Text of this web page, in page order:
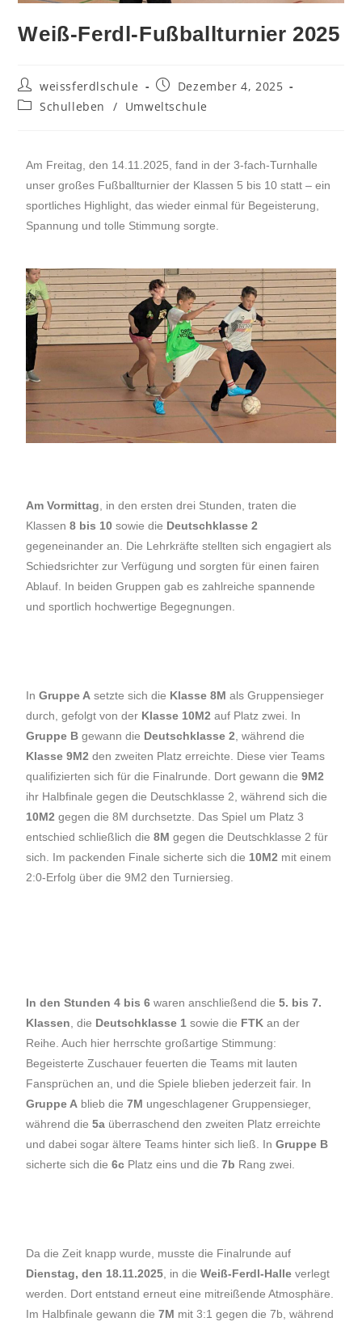
Weiß-Ferdl-Fußballturnier 2025
weissferdlschule
Dezember 4, 2025
Schulleben
/ Umweltschule
Am Freitag, den 14.11.2025, fand in der 3-fach-Turnhalle
unser großes Fußballturnier der Klassen 5 bis 10 statt – ein
sportliches Highlight, das wieder einmal für Begeisterung,
Spannung und tolle Stimmung sorgte.
Am Vormittag , in den ersten drei Stunden, traten die
Klassen8 bis 10 sowie die Deutschklasse 2
gegeneinander an. Die Lehrkräfte stellten sich engagiert als
Schiedsrichter zur Verfügung und sorgten für einen fairen
Ablauf. In beiden Gruppen gab es zahlreiche spannende
und sportlich hochwertige Begegnungen.
InGruppe A setzte sich die Klasse 8M als Gruppensieger
durch, gefolgt von der Klasse 10M2 auf Platz zwei. In
Gruppe B gewann die Deutschklasse 2 , während die
Klasse 9M2 den zweiten Platz erreichte. Diese vier Teams
qualifizierten sich für die Finalrunde. Dort gewann die9M2
ihr Halbfinale gegen die Deutschklasse 2, während sich die
10M2 gegen die 8M durchsetzte. Das Spiel um Platz 3
entschied schließlich die8M gegen die Deutschklasse 2 für
sich. Im packenden Finale sicherte sich die 10M2 mit einem
2:0-Erfolg über die 9M2 den Turniersieg.
In den Stunden 4 bis 6 waren anschließend die5. bis 7.
Klassen , die Deutschklasse 1 sowie die FTK an der
Reihe. Auch hier herrschte großartige Stimmung:
Begeisterte Zuschauer feuerten die Teams mit lauten
Fansprüchen an, und die Spiele blieben jederzeit fair. In
Gruppe A blieb die7M ungeschlagener Gruppensieger,
während die5a überraschend den zweiten Platz erreichte
und dabei sogar ältere Teams hinter sich ließ. InGruppe B
sicherte sich die6c Platz eins und die7b Rang zwei.
Da die Zeit knapp wurde, musste die Finalrunde auf
Dienstag, den 18.11.2025 , in dieWeiß-Ferdl-Halle verlegt
werden. Dort entstand erneut eine mitreißende Atmosphäre.
Im Halbfinale gewann die7M mit 3:1 gegen die 7b, während